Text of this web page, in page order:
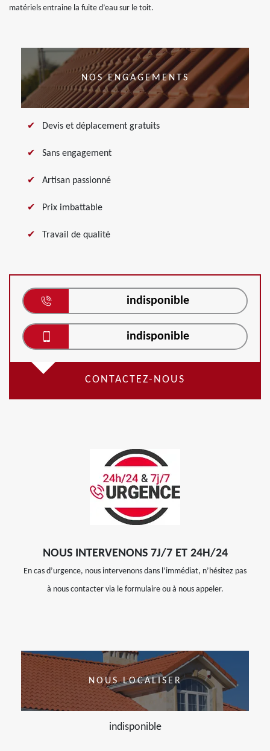
matériels entraine la fuite d’eau sur le toit.
NOS ENGAGEMENTS
Devis et déplacement gratuits
Sans engagement
Artisan passionné
Prix imbattable
Travail de qualité
indisponible
indisponible
CONTACTEZ-NOUS
NOUS INTERVENONS 7J/7 ET 24H/24
En cas d’urgence, nous intervenons dans l’immédiat, n’hésitez pas
à nous contacter via le formulaire ou à nous appeler.
NOUS LOCALISER
indisponible